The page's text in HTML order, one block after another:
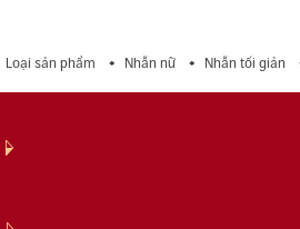
Loại sản phẩm Nhẫn nữ Nhẫn tối giản